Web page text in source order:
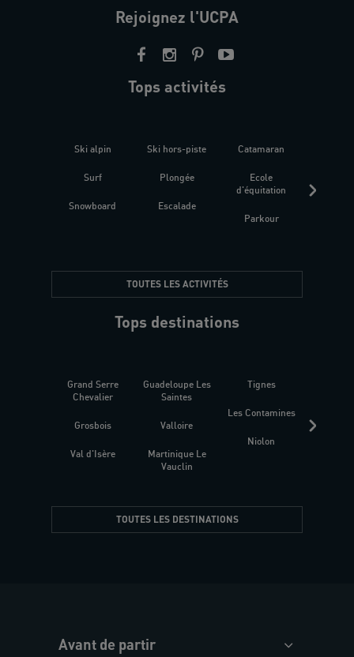
Rejoignez l'UCPA
Tops activités
Ski alpin
Surf
Snowboard
Ski hors-piste
Plongée
Escalade
Catamaran
Ecole
d'équitation
Parkour
TOUTES LES ACTIVITÉS
Tops destinations
Grand Serre
Chevalier
Grosbois
Val d'Isère
Guadeloupe Les
Saintes
Valloire
Martinique Le
Vauclin
Tignes
Les Contamines
Niolon
TOUTES LES DESTINATIONS
Avant de partir